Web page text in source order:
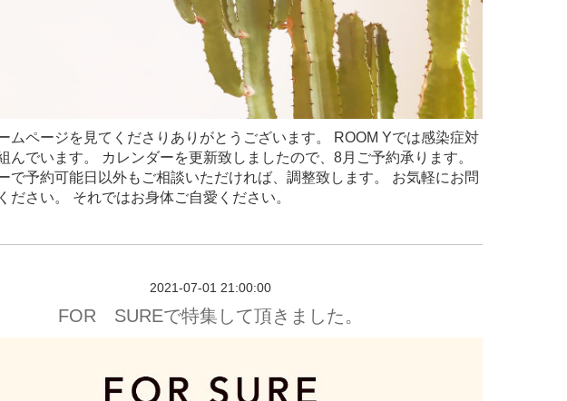
ムページを見てくださりありがとうございます。 ROOM Yでは感染症対
んでいます。 カレンダーを更新致しましたので、8月ご予約承ります。
で予約可能日以外もご相談いただければ、調整致します。 お気軽にお問
ださい。 それではお身体ご自愛ください。
2021-07-01 21:00:00
FOR SUREで特集して頂きました。